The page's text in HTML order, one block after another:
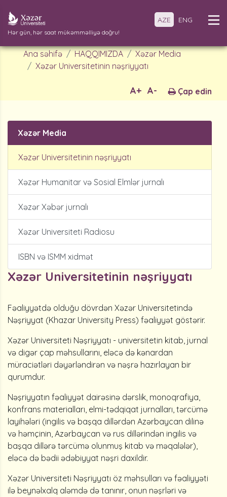
Hər gün, hər saat mükəmməlliyə doğru!
AZE ENG
Ana səhifə HAQQIMIZDA
Xəzər Media
Xəzər Universitetinin nəşriyyatı
Çap edin
A-
A+
Xəzər Media
Xəzər Universitetinin nəşriyyatı
Xəzər Humanitar və Sosial Elmlər jurnalı
Xəzər Xəbər jurnalı
Xəzər Universiteti Radiosu
ISBN və ISMM xidmət
Xəzər Universitetinin nəşriyyatı
Fəaliyyətdə olduğu dövrdən Xəzər Universitetində
Nəşriyyat (Kha­zar University Press) fəaliyyət göstərir.
Xəzər Universiteti Nəşriyyatı - universitetin kitab, jurnal
və digər çap məhsullarını, eləcə də kənardan
müraciətləri dəyərləndirən və nəşrə hazırlayan bir
qurumdur.
Nəşriyyatın fəaliyyət dairəsinə dərslik, monoqrafiya,
konfrans materialları, elmi-tədqiqat jurnalları, tərcümə
layihələri (ingilis və başqa dillərdən Azərbaycan dilinə
və həmçinin, Azərbaycan və rus dillərindən ingilis və
başqa dillərə tərcümə olunmuş kitab və məqalələr),
eləcə də bədii ədəbiyyat nəşri daxildir.
Xəzər Universiteti Nəşriyyatı öz məhsulları və fəaliyyəti
ilə beynəlxalq aləmdə də tanınır, onun nəşrləri və